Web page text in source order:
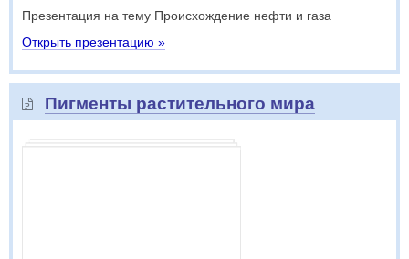
Презентация на тему Происхождение нефти и газа
Открыть презентацию »
Пигменты растительного мира